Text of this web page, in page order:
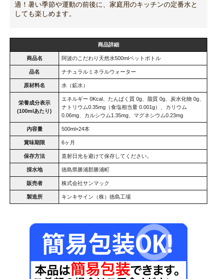
適！暑い季節や運動の前後に、家庭用のキッチンの定番水と
しても楽しめます。
商品詳細
商品名 阿波のこだわり天然水500mlペットボトル
品名 ナチュラルミネラルウォーター
原材料名 水（鉱水）
栄養成分表示
(100mlあたり)
エネルギー 0Kcal、たんぱく質 0g、脂質 0g、炭水化物 0g、
ナトリウム0.35mg（食塩相当量 0.001g）、カリウム
0.06mg、カルシウム1.35mg、マグネシウム0.23mg
内容量 500ml×24本
賞味期限 6ヶ月
保存方法 直射日光を避けて保存してください。
採水地 徳島県勝浦郡勝浦町
販売者 株式会社サンマック
製造所 キンキサイン（株）徳島工場